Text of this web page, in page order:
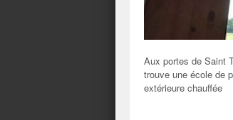
Aux portes de Saint
trouve une école de
extérieure chauffée